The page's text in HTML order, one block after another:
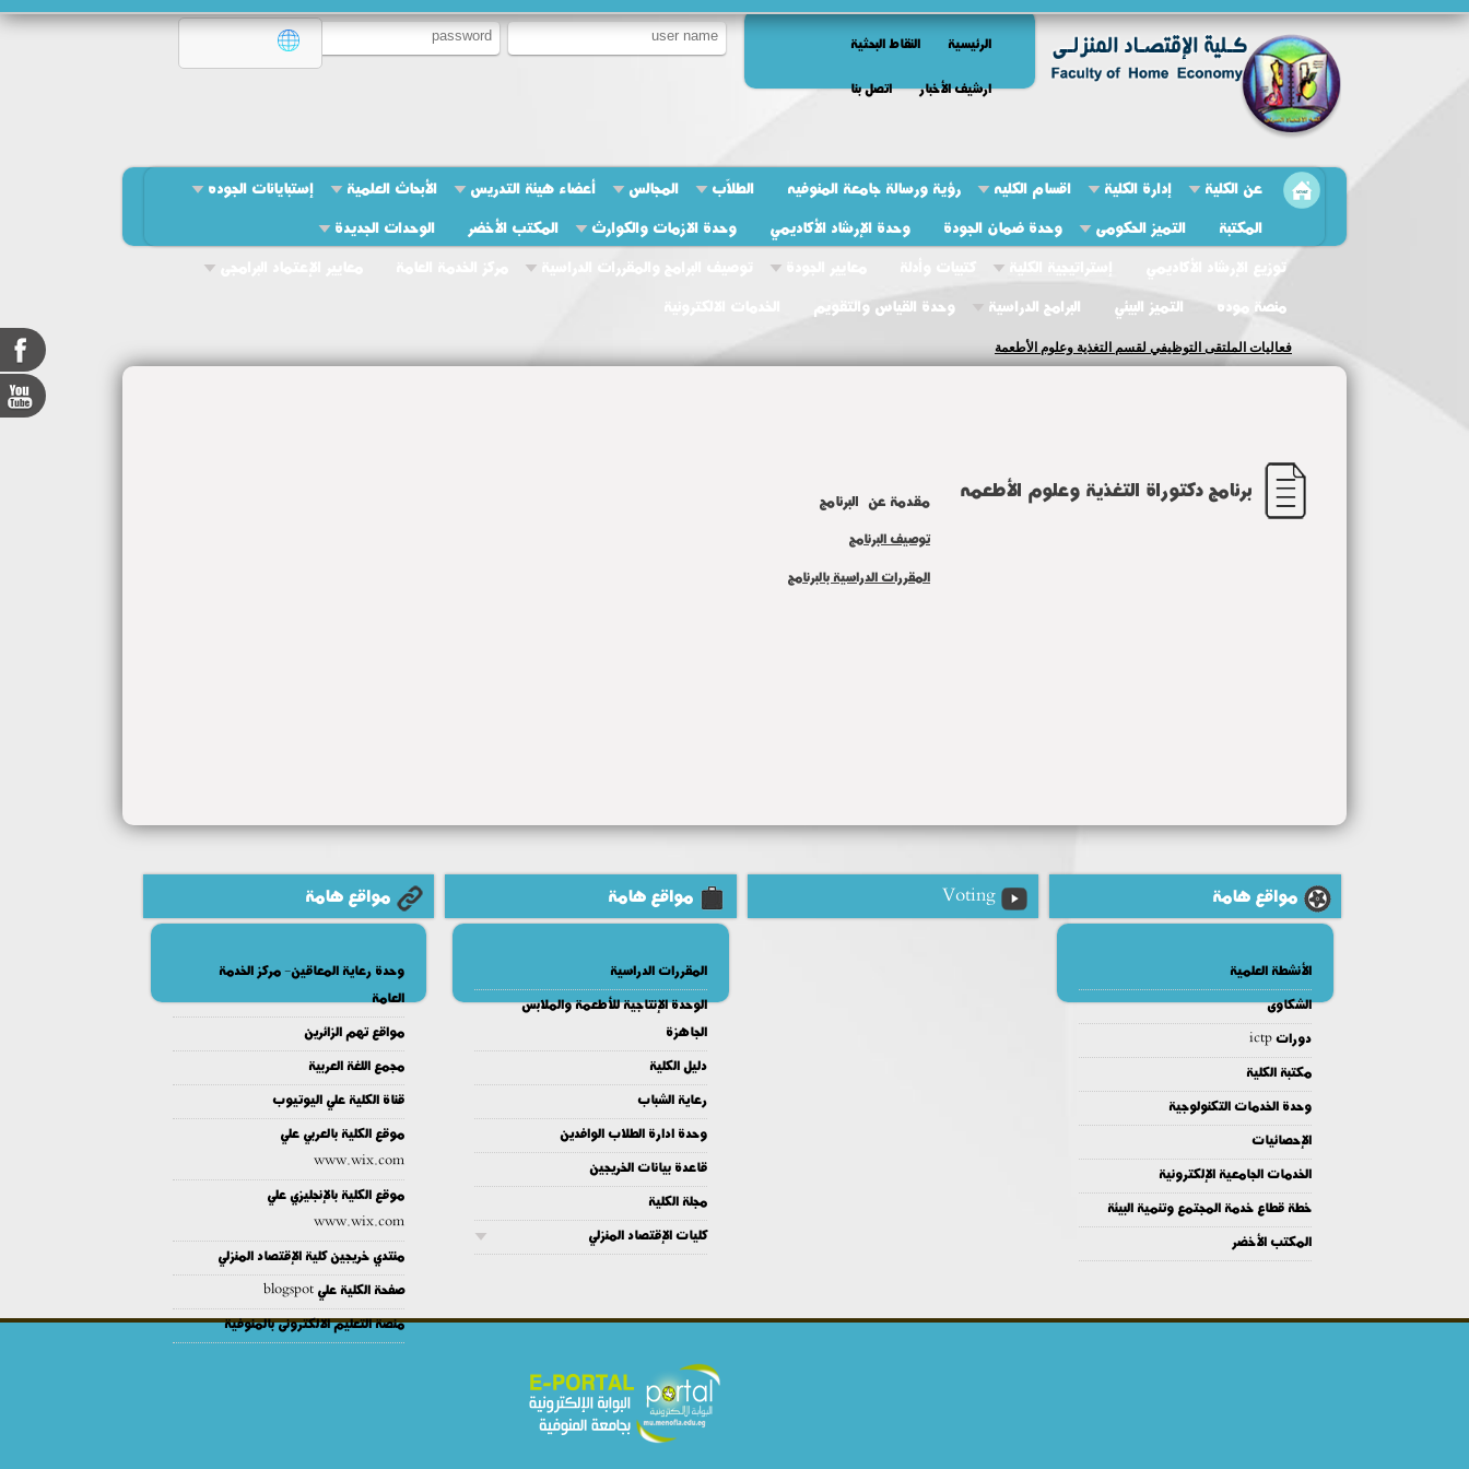
الرئيسية
النقاط البحثية
ارشيف الأخبار
اتصل بنا
عن الكلية إدارة الكلية اقسام الكليه رؤية ورسالة جامعة المنوفيه الطلاّب المجالس أعضاء هيئة التدريس الأبحاث العلمية
إستبايانات الجوده
المكتبة
التميز الحكومى وحدة ضمان الجودة وحدة الإرشاد الأكاديمي وحدة الازمات والكوارث المكتب الأخضر
الوحدات الجديدة
توزيع الإرشاد الأكاديمي
توصيف البرامج والمقررات الدراسية
منصة موده
التميز البيئي البرامج الدراسية وحدة القياس والتقويم
فعاليات الملتقى التوظيفي لقسم التغذية وعلوم الأطعمة
برنامج دكتوراة التغذية وعلوم الأطعمه مقدمة عن البرنامج
توصيف البرنامج
المقررات الدراسية بالبرنامج
مواقع هامة
الأنشطة العلمية
الشكاوى
دورات ictp
مكتبة الكلية
وحدة الخدمات التكنولوجية
الإحصائيات
الخدمات الجامعية الإلكترونية
خطة قطاع خدمة المجتمع وتنمية البيئة
المكتب الأخضر
Voting مواقع هامة
المقررات الدراسية
الوحدة الإنتاجية للأطعمة والملابس
الجاهزة
دليل الكلية
رعاية الشباب
وحدة ادارة الطلاب الوافدين
قاعدة بيانات الخريجين
مجلة الكلية
كليات الإقتصاد المنزلي
مواقع هامة
وحدة رعاية المعاقين- مركز الخدمة
العامة
مواقع تهم الزائرين
مجمع اللغة العربية
قناة الكلية علي اليوتيوب
موقع الكلية بالعربي علي
www.wix.com
موقع الكلية بالإنجليزي علي
www.wix.com
منتدي خريجين كلية الإقتصاد المنزلي
صفحة الكلية علي blogspot
منصة التعليم الالكترونى بالمنوفية